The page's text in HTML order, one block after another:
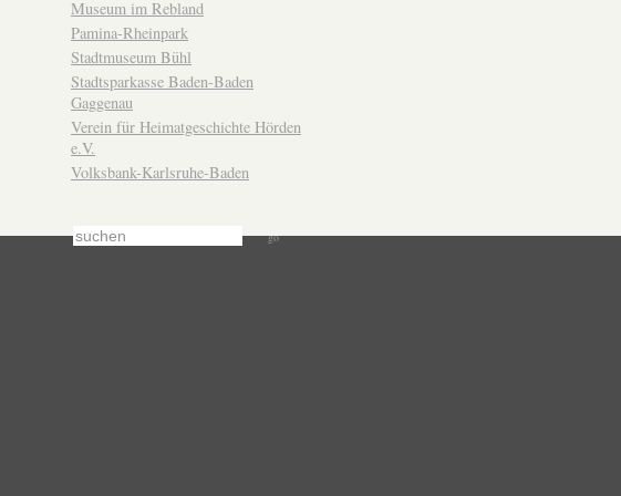
Museum im Rebland
Pamina-Rheinpark
Stadtmuseum Bühl
Stadtsparkasse Baden-Baden
Gaggenau
Verein für Heimatgeschichte Hörden
e.V.
Volksbank-Karlsruhe-Baden